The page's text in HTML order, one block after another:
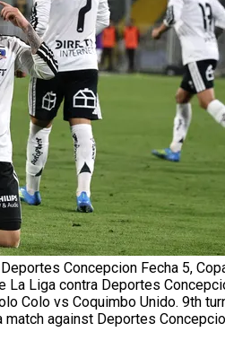
Concepcion Fecha 5,
La Liga contra Deportes
Colo vs Coquimbo Unido. 9th
against Deportes